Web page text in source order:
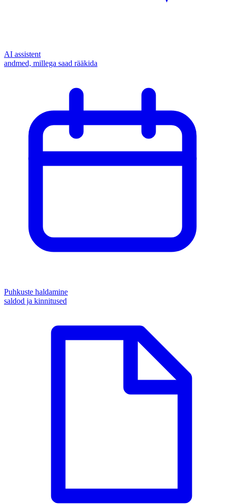
AI assistent
andmed, millega saad rääkida
Puhkuste haldamine
saldod ja kinnitused